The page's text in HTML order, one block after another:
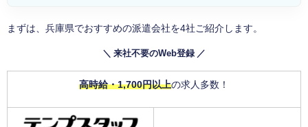
まずは、兵庫県でおすすめの派遣会社を4社ご紹介します。
＼ 来社不要のWeb登録 ／
高時給・1,700円以上の求人多数！